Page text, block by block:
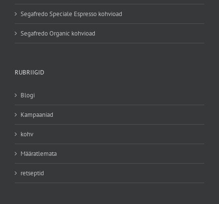
Segafredo Speciale Espresso kohvioad
Segafredo Organic kohvioad
RUBRIIGID
Blogi
Kampaaniad
kohv
Määratlemata
retseptid